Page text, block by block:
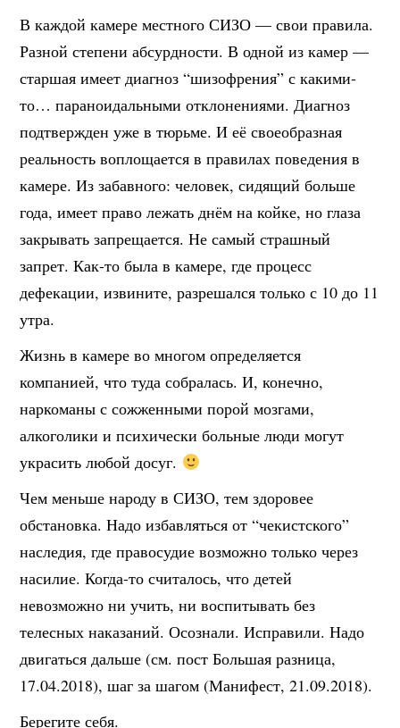
В каждой камере местного СИЗО — свои правила.
Разной степени абсурдности. В одной из камер —
старшая имеет диагноз “шизофрения” с какими-
то… параноидальными отклонениями. Диагноз
подтвержден уже в тюрьме. И её своеобразная
реальность воплощается в правилах поведения в
камере. Из забавного: человек, сидящий больше
года, имеет право лежать днём на койке, но глаза
закрывать запрещается. Не самый страшный
запрет. Как-то была в камере, где процесс
дефекации, извините, разрешался только с 10 до 11
утра.
Жизнь в камере во многом определяется
компанией, что туда собралась. И, конечно,
наркоманы с сожженными порой мозгами,
алкоголики и психически больные люди могут
украсить любой досуг.
Чем меньше народу в СИЗО, тем здоровее
обстановка. Надо избавляться от “чекистского”
наследия, где правосудие возможно только через
насилие. Когда-то считалось, что детей
невозможно ни учить, ни воспитывать без
телесных наказаний. Осознали. Исправили. Надо
двигаться дальше (см. пост Большая разница,
17.04.2018), шаг за шагом (Манифест, 21.09.2018).
Берегите себя.